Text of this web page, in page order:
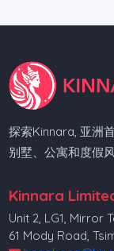
探索Kinnara, 亚洲
别墅、公寓和度假
Kinnara
Unit 2, LG1, Mirror
61 Mody Road,